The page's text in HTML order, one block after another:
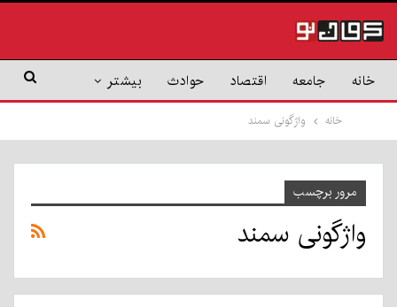
خانه جامعه اقتصاد حوادث بیشتر
خانه واژگونی سمند
مرور برچسب
واژگونی سمند